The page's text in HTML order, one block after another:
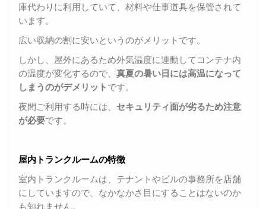
庫代わりに利用していて、材料や仕事道具を保管されて
います。
広い収納の割に安いというのがメリットです。
しかし、屋外にあるため外気温度に連動してコンテナ内
の温度が変化するので、 真夏の暑い日には高温になって
しまうのがデメリット です。
夜間ご利用する時には、 セキュリティ面が劣るため注意
が必要です。
屋内トランクルームの特徴
室内トランクルームは、テナントやビルの事務所を店舗
にしていますので、なかなかさ目にすることはないのか
も知れません。